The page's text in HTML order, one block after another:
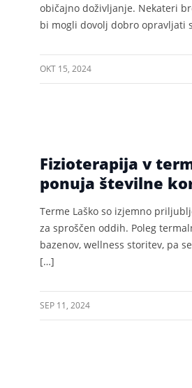
običajno doživljanje. Nekateri
bi mogli dovolj dobro opravljati
OKT 15, 2024
Fizioterapija v
ponuja številne
Terme Laško so izjemno
za sproščen oddih. Poleg
bazenov, wellness storitev, pa
[…]
SEP 11, 2024